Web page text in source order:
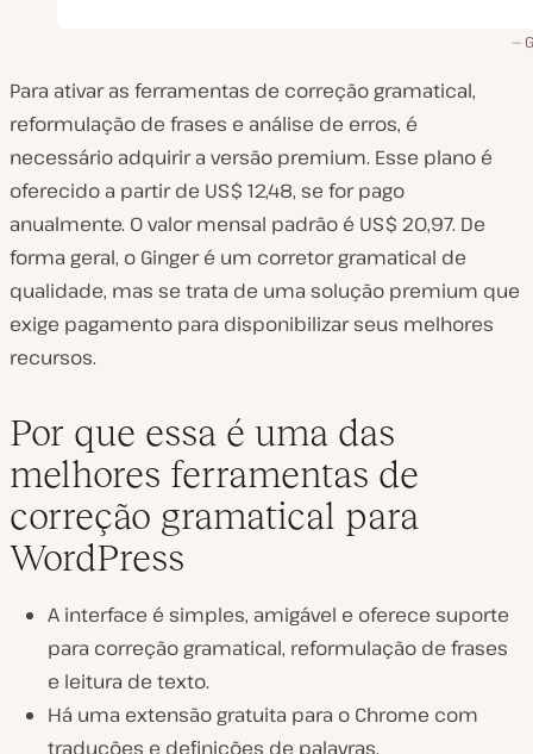
Para ativar as ferramentas de correção gramatical,
reformulação de frases e análise de erros, é
necessário adquirir a versão premium. Esse plano é
oferecido a partir de US$ 12,48, se for pago
anualmente. O valor mensal padrão é US$ 20,97. De
forma geral, o Ginger é um corretor gramatical de
qualidade, mas se trata de uma solução premium que
exige pagamento para disponibilizar seus melhores
recursos.
Por que essa é uma das
melhores ferramentas de
correção gramatical para
WordPress
A interface é simples, amigável e oferece suporte
para correção gramatical, reformulação de frases
e leitura de texto.
Há uma extensão gratuita para o Chrome com
traduções e definições de palavras.